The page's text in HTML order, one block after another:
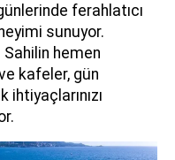
ferahlatıcı
sunuyor.
Sahilin hemen
kafeler, gün